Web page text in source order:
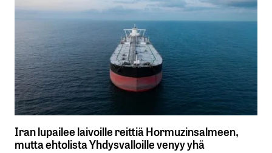
Iran lupailee laivoille reittiä Hormuzinsalmeen,
mutta ehtolista Yhdysvalloille venyy yhä